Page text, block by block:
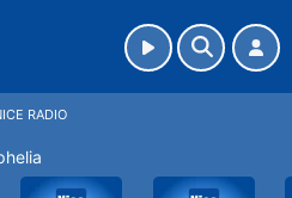
RADIO